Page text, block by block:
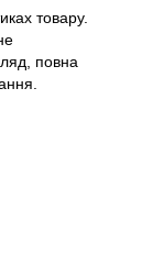
товару.
повна